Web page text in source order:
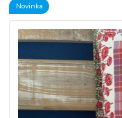
Novinka